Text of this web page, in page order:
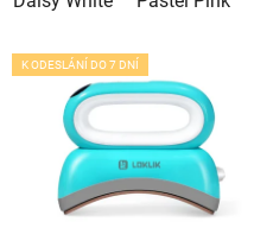
K ODESLÁNÍ DO 7 DNÍ